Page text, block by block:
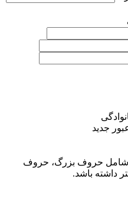
جدید
شامل حروف بزرگ، حروف